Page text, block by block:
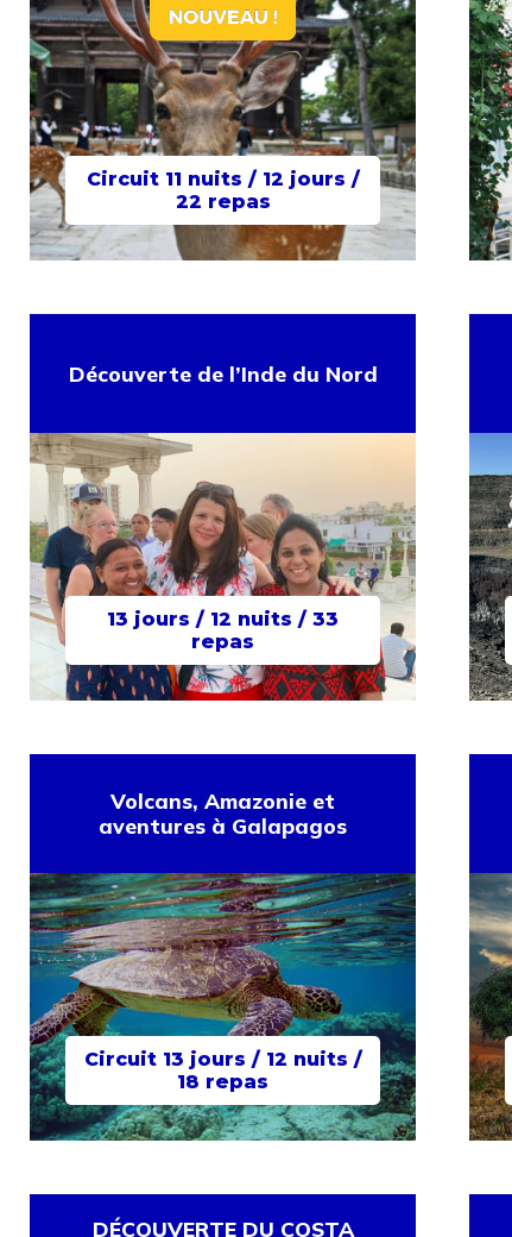
Circuit 11 nuits / 12 jours /
22 repas
Découverte de l’Inde du Nord
13 jours / 12 nuits / 33
repas
Volcans, Amazonie et
aventures à Galapagos
Circuit 13 jours / 12 nuits /
18 repas
DÉCOUVERTE DU COSTA